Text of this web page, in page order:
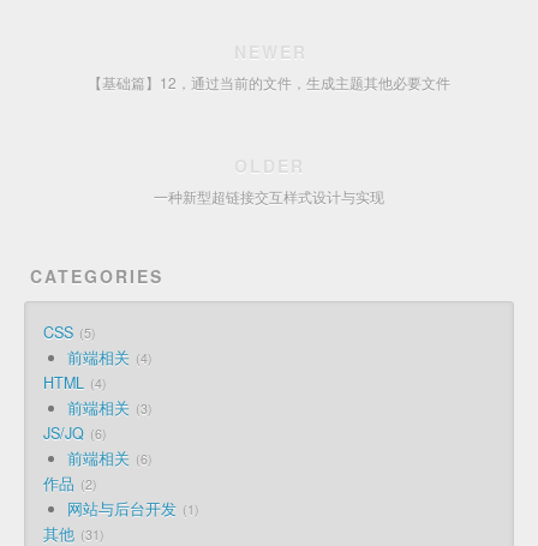
NEWER
【基础篇】12，通过当前的文件，生成主题其他必要文件
OLDER
一种新型超链接交互样式设计与实现
CATEGORIES
CSS 5
前端相关 4
HTML 4
前端相关 3
JS/JQ 6
前端相关 6
作品 2
网站与后台开发 1
其他 31